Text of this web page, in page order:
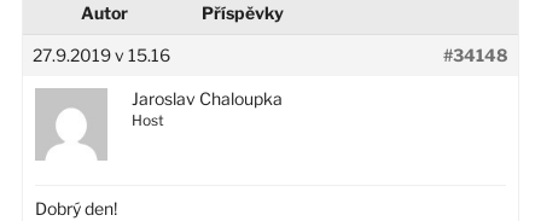
Autor Příspěvky
27.9.2019 v 15.16 #34148
Jaroslav Chaloupka
Host
Dobrý den!